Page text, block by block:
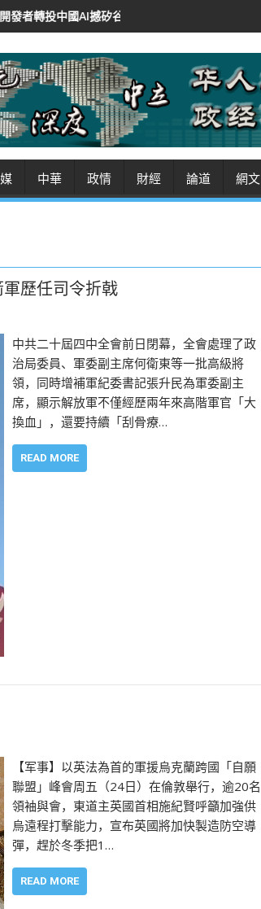
谷地位 低價開源招徠 紐時：華領導人將AI作軟實力
中華 政情 財經 論道 網文
歷任司令折戟
中共二十屆四中全會前日閉幕，全會處理了政
治局委員、軍委副主席何衛東等一批高級將
領，同時增補軍紀委書記張升民為軍委副主
席，顯示解放軍不僅經歷兩年來高階軍官「大
換血」，還要持續「刮骨療…
READ MORE
【军事】以英法為首的軍援烏克蘭跨國「自願
聯盟」峰會周五（24日）在倫敦舉行，逾20名
領袖與會，東道主英國首相施紀賢呼籲加強供
烏遠程打擊能力，宣布英國將加快製造防空導
彈，趕於冬季把1…
READ MORE